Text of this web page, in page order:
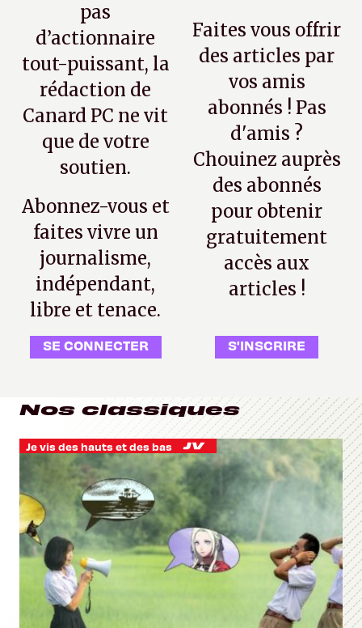
pas
d’actionnaire
tout-puissant, la
rédaction de
Canard PC ne vit
que de votre
soutien.
Abonnez-vous et
faites vivre un
journalisme,
indépendant,
libre et tenace.
SE CONNECTER
Faites vous offrir
des articles par
vos amis
abonnés ! Pas
d'amis ?
Chouinez auprès
des abonnés
pour obtenir
gratuitement
accès aux
articles !
S'INSCRIRE
Nos classiques
Je vis des hauts et des bas